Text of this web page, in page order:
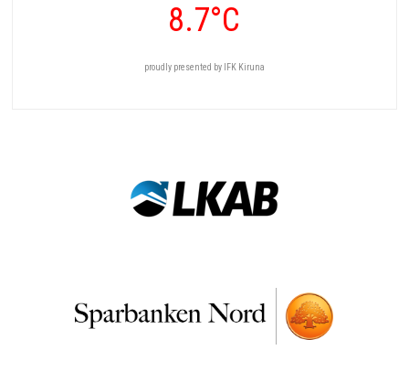
8.7°C
proudly presented by IFK Kiruna